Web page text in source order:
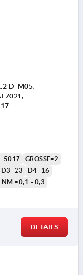
D=M05,
5017
GRÖSSE=2
D3=23
D4=16
NM =0,1 - 0,3
DETAILS